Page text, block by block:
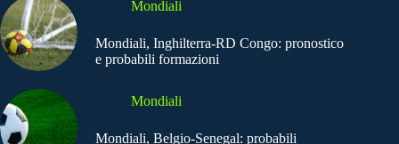
Mondiali
Mondiali, Inghilterra-RD Congo: pronostico
e probabili formazioni
Mondiali
Mondiali, Belgio-Senegal: probabili